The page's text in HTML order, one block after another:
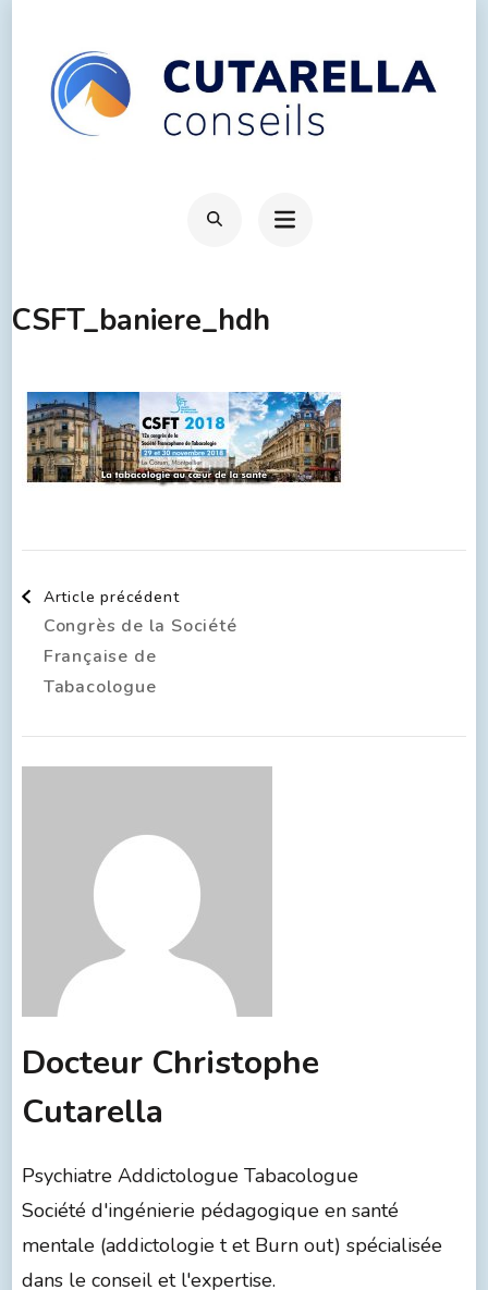
CSFT_baniere_hdh
Article précédent
Congrès de la Société
Française de
Tabacologue
Docteur Christophe
Cutarella
Psychiatre Addictologue Tabacologue
Société d'ingénierie pédagogique en santé
mentale (addictologie t et Burn out) spécialisée
dans le conseil et l'expertise.